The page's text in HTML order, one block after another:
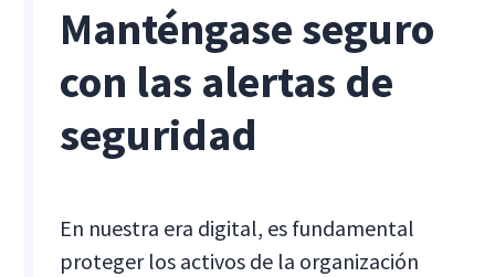
Manténgase seguro
con las alertas de
seguridad
En nuestra era digital, es fundamental
proteger los activos de la organización